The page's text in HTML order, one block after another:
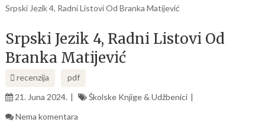
Srpski Jezik 4, Radni Listovi Od Branka Matijević
Srpski Jezik 4, Radni Listovi Od
Branka Matijević
recenzija
pdf
21. Juna 2024.
Školske Knjige & Udžbenici
Nema komentara